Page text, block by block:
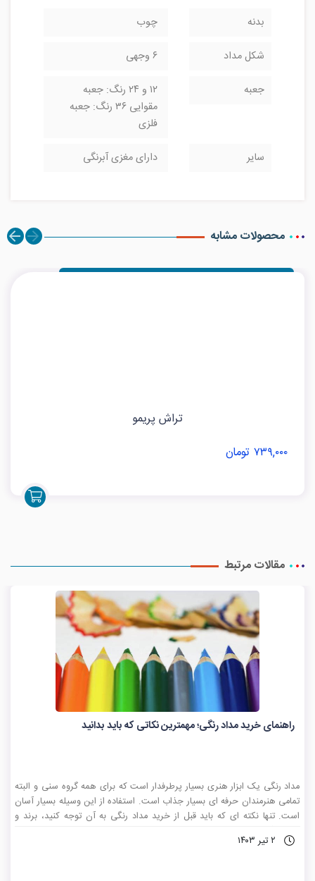
بدنه
چوب
شکل مداد
۶ وجهی
جعبه
۱۲ و ۲۴ رنگ: جعبه
مقوایی ۳۶ رنگ: جعبه
فلزی
سایر
دارای مغزی آبرنگی
محصولات مشابه
تراش پریمو
۷۳۹,۰۰۰ تومان
مقالات مرتبط
راهنمای خرید مداد رنگی؛ مهمترین نکاتی که باید بدانید
مداد رنگی یک ابزار هنری بسیار پرطرفدار است که برای همه گروه سنی و البته
تمامی هنرمندان حرفه ای بسیار جذاب است. استفاده از این وسیله بسیار آسان
است. تنها نکته ای که باید قبل از خرید مداد رنگی به آن توجه کنید، برند و
۲ تیر ۱۴۰۳